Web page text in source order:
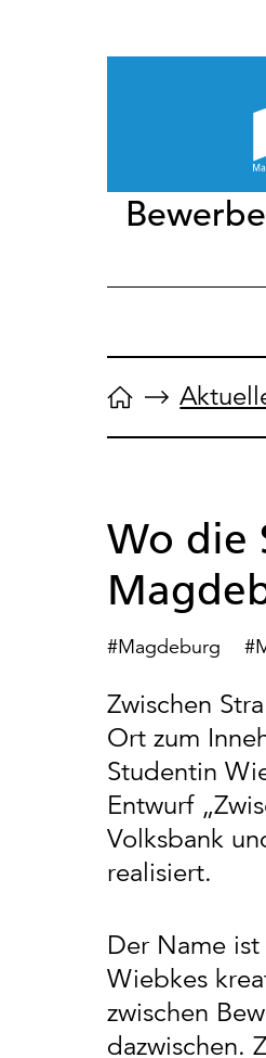
Wo die
#Magdeburg
Zwischen
Ort zum
Studentin
Entwurf
Volksbank
realisiert.
Der Name
Wiebkes
zwischen
dazwischen.